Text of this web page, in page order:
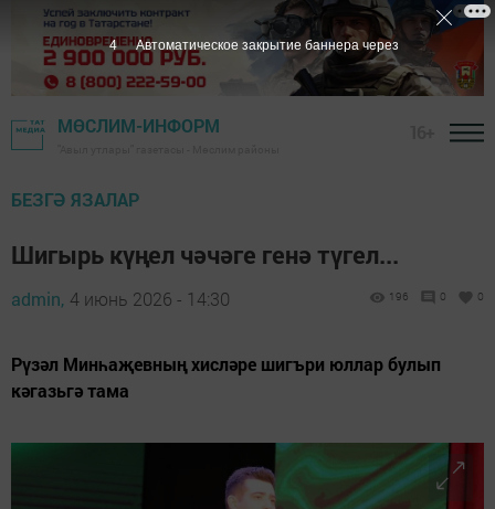
МӨСЛИМ-ИНФОРМ
БЕЗГӘ ЯЗАЛАР
Шигырь күңел чәчәге генә түгел...
admin, 4 июнь 2026 - 14:30 196 0 0
Рүзәл Минһаҗевның хисләре шигъри юллар булып
кәгазьгә тама
3 Автоматическое закрытие баннера через